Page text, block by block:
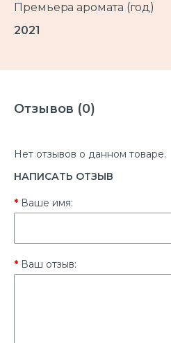
Премьера аромата (год)
2021
Отзывов (0)
Нет отзывов о данном товаре.
НАПИСАТЬ ОТЗЫВ
Ваше имя:
Ваш отзыв: